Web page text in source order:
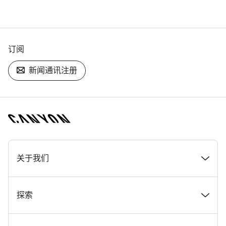
订阅
新闻通讯注册
[footer.linksList.title]
关于我们
奖项
探索